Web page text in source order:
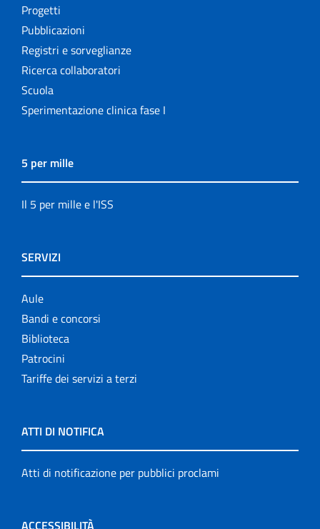
Progetti
Pubblicazioni
Registri e sorveglianze
Ricerca collaboratori
Scuola
Sperimentazione clinica fase I
5 per mille
Il 5 per mille e l'ISS
SERVIZI
Aule
Bandi e concorsi
Biblioteca
Patrocini
Tariffe dei servizi a terzi
ATTI DI NOTIFICA
Atti di notificazione per pubblici proclami
ACCESSIBILITÀ